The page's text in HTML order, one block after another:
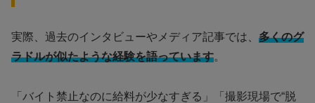
実際、過去のインタビューやメディア記事では、 多くのグ
ラドルが似たような経験を語っています。
「バイト禁止なのに給料が少なすぎる」「撮影現場で“脱